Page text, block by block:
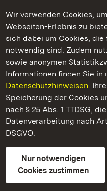
Wir verwenden Cookies,
Webseiten-Erlebnis zu
sich dabei um Cookies,
notwendig sind. Zudem
sowie anonymen
Informationen finden Sie in
Datenschutzhinweisen.
Speicherung der Cookies
nach § 25 Abs. 1 TTDSG,
Datenverarbeitung nach
DSGVO.
Nur notwendigen
Cookies zustimmen
Kommen. Staunen.
Schloss und Schlossgarten
Staatliche Schlösser und
Kontakt
GebärdenspracheLeichte
Erklärung zur Barrierefreiheit
BITV-konform (geprüfte